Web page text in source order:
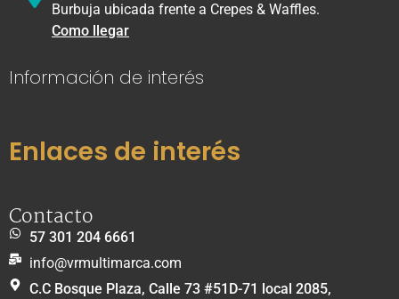
Burbuja ubicada frente a Crepes & Waffles.
Como llegar
Información de interés
Enlaces de interés
Contacto
57 301 204 6661
info@vrmultimarca.com
C.C Bosque Plaza, Calle 73 #51D-71 local 2085,